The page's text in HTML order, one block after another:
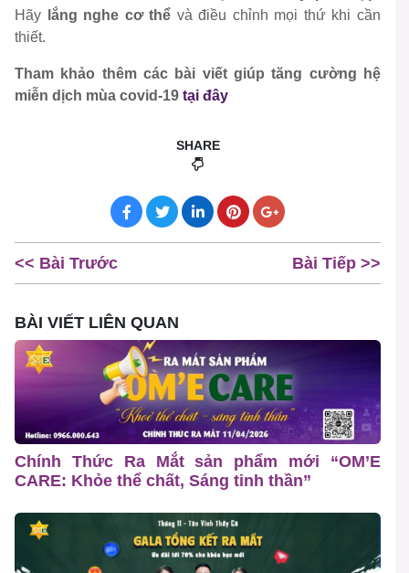
Hãy
lắng nghe cơ thể và điều chỉnh mọi thứ khi cần
thiết.
Tham khảo thêm các bài viết giúp tăng cường hệ
miễn dịch mùa covid-19 tại đây
SHARE
<< Bài Trước Bài Tiếp >>
BÀI VIẾT LIÊN QUAN
Chính Thức Ra Mắt sản phẩm mới “OM’E
CARE: Khỏe thể chất, Sáng tinh thần”